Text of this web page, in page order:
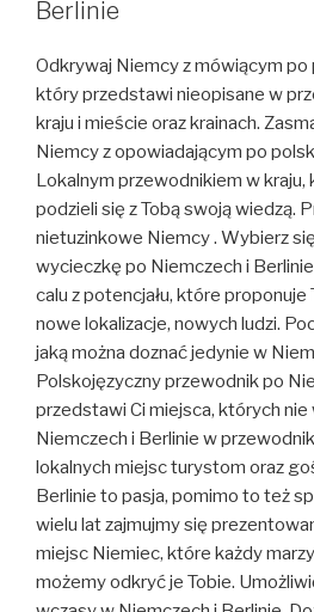
Berlinie
Odkrywaj Niemcy z mówiącym
który przedstawi nieopisane w
kraju i mieście oraz krainach.
Niemcy z opowiadającym po
Lokalnym przewodnikiem w
podzieli się z Tobą swoją wiedzą.
nietuzinkowe Niemcy . Wybierz
wycieczkę po Niemczech i
calu z potencjału, które proponuje
nowe lokalizacje, nowych ludzi.
jaką można doznać jedynie w
Polskojęzyczny przewodnik po
przedstawi Ci miejsca, których nie
Niemczech i Berlinie w
lokalnych miejsc turystom oraz
Berlinie to pasja, pomimo to też
wielu lat zajmujmy się
miejsc Niemiec, które każdy
możemy odkryć je Tobie.